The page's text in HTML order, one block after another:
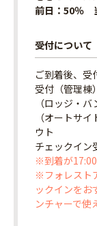
前日：50％
受付について
ご到着後、受
受付（管理棟
（ロッジ・
（オートサ
ウト
チェックイン
※到着が17:00
※フォレスト
ックインをお
ンチャーで使